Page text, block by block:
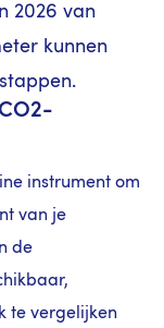
2026 van
kunnen
instrument om
van je
de
te vergelijken